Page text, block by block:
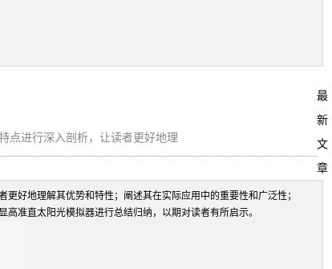
点进行深入剖析，让读者更好地理
好地理解其优势和特性；阐述其在实际应用中的重要性和广泛性；
准直太阳光模拟器进行总结归纳，以期对读者有所启示。
最
新
文
章